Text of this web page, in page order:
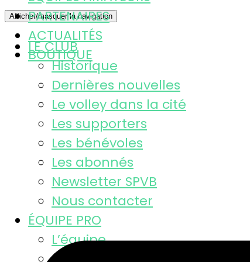
Afficher/masquer la navigation
LE CLUB
Historique
Dernières nouvelles
Le volley dans la cité
Les supporters
Les bénévoles
Les abonnés
Newsletter SPVB
Nous contacter
ÉQUIPE PRO
L’équipe
PARTENAIRES
ACTUALITÉS
BOUTIQUE